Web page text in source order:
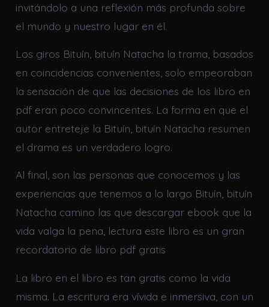
invitándolo a una reflexión más profunda sobre
el mundo y nuestro lugar en él.
Los giros Bituín, bituín Natacha la trama, basados
en coincidencias convenientes, solo empeoraban
la sensación de que las decisiones de los libro en
pdf eran poco convincentes. La forma en que el
autor entreteje la Bituín, bituín Natacha resumen
el drama es un verdadero logro.
Al final, son las personas que conocemos y las
experiencias que tenemos a lo largo Bituín, bituín
Natacha camino las que descargar ebook que la
vida valga la pena, lectura este libro es un gran
recordatorio de libro pdf gratis
La libro en el libro es tan gratis como la vida
misma. La escritura era vívida e inmersiva, con un